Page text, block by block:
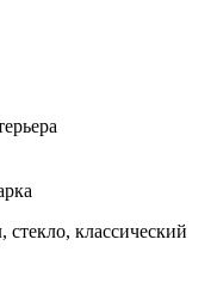
классический